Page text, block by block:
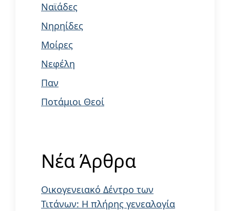
Ναϊάδες
Νηρηίδες
Μοίρες
Νεφέλη
Παν
Ποτάμιοι Θεοί
Νέα Άρθρα
Οικογενειακό Δέντρο των
Τιτάνων: Η πλήρης γενεαλογία